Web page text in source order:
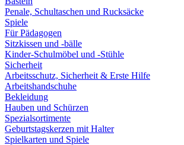
Penale, Schultaschen und Rucksäcke
Spiele
Für Pädagogen
Sitzkissen und -bälle
Kinder-Schulmöbel und -Stühle
Sicherheit
Arbeitsschutz, Sicherheit & Erste Hilfe
Arbeitshandschuhe
Bekleidung
Hauben und Schürzen
Spezialsortimente
Geburtstagskerzen mit Halter
Spielkarten und Spiele